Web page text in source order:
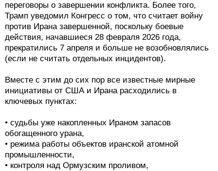
переговоры о завершении конфликта. Более того,
Трамп уведомил Конгресс о том, что считает войну
против Ирана завершенной, поскольку боевые
действия, начавшиеся 28 февраля 2026 года,
прекратились 7 апреля и больше не возобновлялись
(если не считать отдельных инцидентов).
Вместе с этим до сих пор все известные мирные
инициативы от США и Ирана расходились в
ключевых пунктах:
• судьбы уже накопленных Ираном запасов
обогащенного урана,
• режима работы объектов иранской атомной
промышленности,
• контроля над Ормузским проливом,